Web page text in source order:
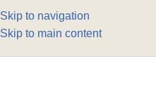
Skip to navigation
Skip to main content